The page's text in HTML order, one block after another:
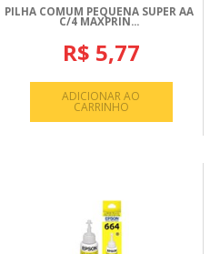
PILHA COMUM PEQUENA SUPER AA
C/4 MAXPRIN...
R$ 5,77
ADICIONAR AO
CARRINHO